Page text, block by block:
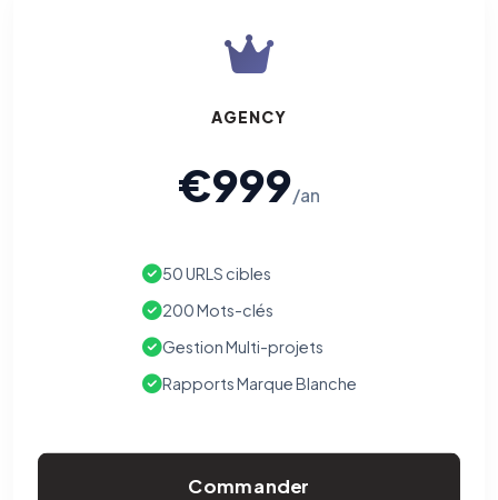
AGENCY
€999/an
50 URLS cibles
200 Mots-clés
Gestion Multi-projets
Rapports Marque Blanche
Commander
Les e-mails peuvent contenir un pixel d'ouverture et des liens
traçants (Art. 82 loi Informatique et Libertés ; recommandation CNIL
pixels 2026 / FAQ juillet 2026).Ce suivi n'est pas géré par ce
lien dédié en pied de chaque courriel
vous opposer à ce suivi ») — sans vous désinscrire des envois — ou